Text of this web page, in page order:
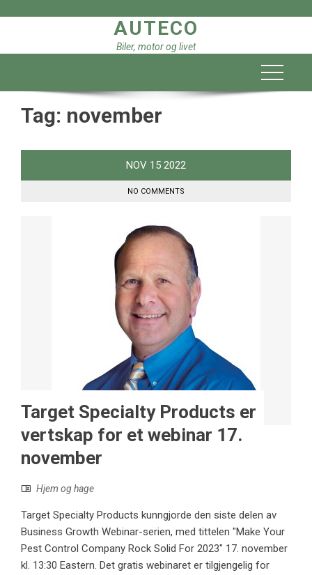
AUTECO
Biler, motor og livet
Tag: november
NOV 15 2022
NO COMMENTS
Target Specialty Products er
vertskap for et webinar 17.
november
Hjem og hage
Target Specialty Products kunngjorde den siste delen av
Business Growth Webinar-serien, med tittelen "Make Your
Pest Control Company Rock Solid For 2023" 17. november
kl. 13:30 Eastern. Det gratis webinaret er tilgjengelig for